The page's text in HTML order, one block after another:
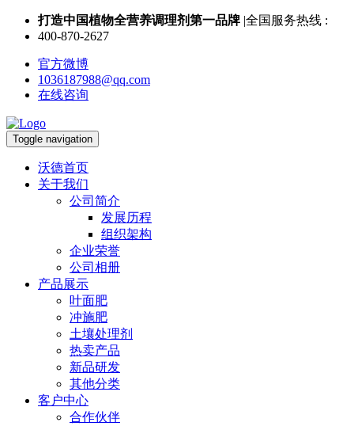
打造中国植物全营养调理剂第一品牌 |全国服务热线 :
400-870-2627
官方微博
1036187988@qq.com
在线咨询
Toggle navigation
沃德首页
关于我们
公司简介
发展历程
组织架构
企业荣誉
公司相册
产品展示
叶面肥
冲施肥
土壤处理剂
热卖产品
新品研发
其他分类
客户中心
合作伙伴